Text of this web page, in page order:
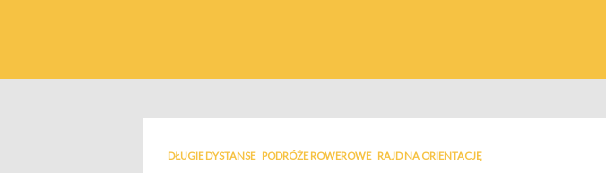
DŁUGIE DYSTANSE PODRÓŻE ROWEROWE RAJD NA ORIENTACJĘ